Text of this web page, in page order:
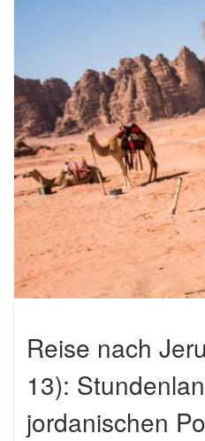
Reise nach
13):
jordanischen